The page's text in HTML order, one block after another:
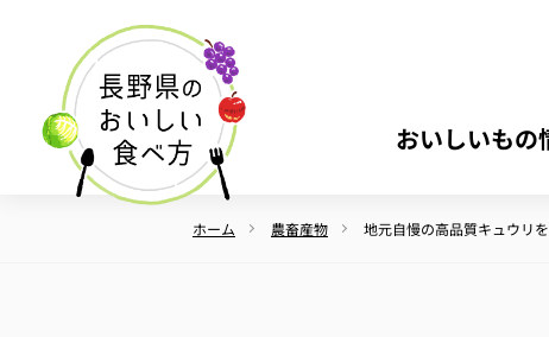
おいしいもの
ホーム 農畜産物 地元自慢の高品質キュウリ